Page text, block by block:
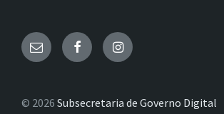
E- FacebookInstagram
© 2026 Subsecretaria de Governo Digital